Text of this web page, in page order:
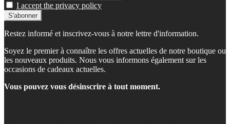
I accept the privacy policy
Restez informé et inscrivez-vous à notre lettre d'information.
Soyez le premier à connaître les offres actuelles de notre boutique ou
les nouveaux produits. Nous vous informons également sur les
occasions de cadeaux actuelles.
Vous pouvez vous désinscrire à tout moment.